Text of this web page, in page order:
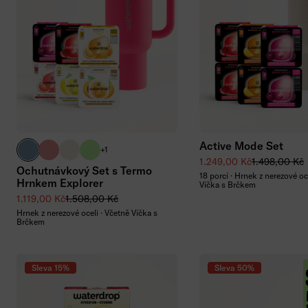
břidlicově modrá
světle růžová
krémově bílá
signature zelená
+1
Ochutnávkový Set s Termo
Hrnkem Explorer
Zvýhodněná cena
1.119,00 KčBěžná cena
1.508,00 Kč
Hrnek z nerezové oceli · Včetně Víčka s
Brčkem
Přidat do
Active Mode Set
Zvýhodněná cena
1.249,00 KčBěžná cena
1.498,00 Kč
18 porcí · Hrnek z nerezové
Víčka s Brčkem
Sleva 15% Sleva 50%